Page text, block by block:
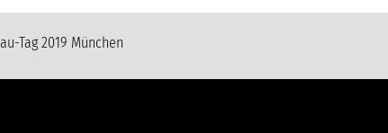
Tag 2019 München